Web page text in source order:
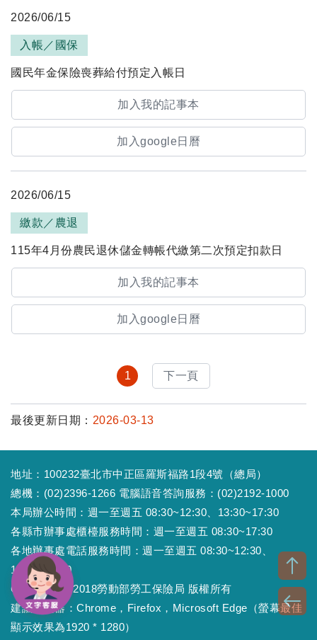
2026/06/15
入帳／國保
國民年金保險喪葬給付預定入帳日
加入我的記事本
加入google日曆
2026/06/15
繳款／農退
115年4月份農民退休儲金轉帳代繳第二次預定扣款日
加入我的記事本
加入google日曆
1 下一頁
最後更新日期： 2026-03-13
地址：100232臺北市中正區羅斯福路1段4號（總局）
總機：(02)2396-1266 電腦語音答詢服務：(02)2192-1000
本局辦公時間：週一至週五 08:30~12:30、13:30~17:30
各縣市辦事處櫃檯服務時間：週一至週五 08:30~17:30
各地辦事處電話服務時間：週一至週五 08:30~12:30、
13:30~17:30
Copyright © 2018勞動部勞工保險局 版權所有
建議瀏覽器：Chrome，Firefox，Microsoft Edge（螢幕最佳
顯示效果為1920 * 1280）